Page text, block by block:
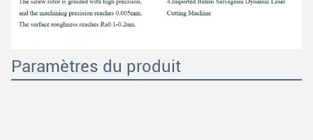
Paramètres du produit